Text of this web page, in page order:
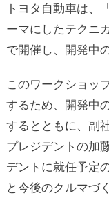
トヨタ自動車は、
ーマにしたテクニ
で開催し、開発中
このワークショッ
するため、開発中
するとともに、副
プレジデントの加
デントに就任予定
と今後のクルマづ